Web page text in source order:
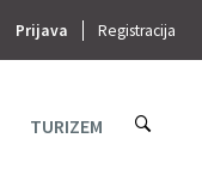
Prijava Registracija
TURIZEM